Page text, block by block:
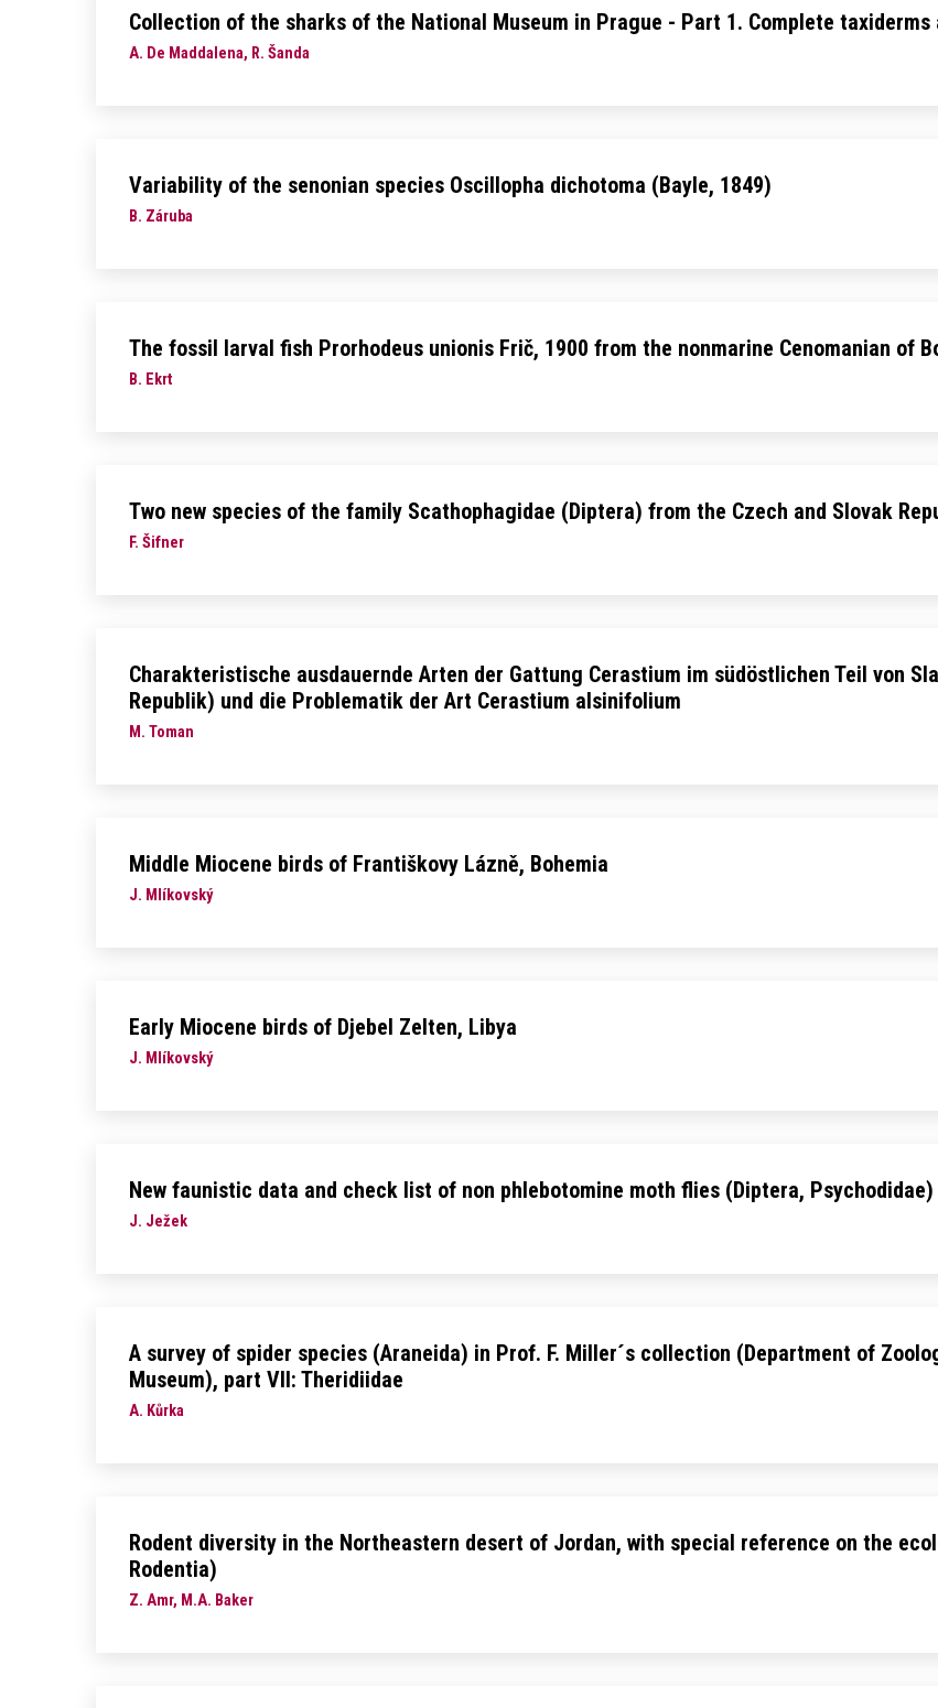
Collection of the sharks of the National Museum in Prague - Part 1. Complete
A. De Maddalena, R. Šanda
Variability of the senonian species Oscillopha dichotoma (Bayle, 1849)
B. Záruba
The fossil larval fish Prorhodeus unionis Frič, 1900 from the nonmarine Cenomanian of
B. Ekrt
Two new species of the family Scathophagidae (Diptera) from the Czech and Slovak
F. Šifner
Charakteristische ausdauernde Arten der Gattung Cerastium im südöstlichen Teil von
Republik) und die Problematik der Art Cerastium alsinifolium
M. Toman
Middle Miocene birds of Františkovy Lázně, Bohemia
J. Mlíkovský
Early Miocene birds of Djebel Zelten, Libya
J. Mlíkovský
New faunistic data and check list of non phlebotomine moth flies (Diptera,
J. Ježek
A survey of spider species (Araneida) in Prof. F. Miller´s collection (Department of
Museum), part VII: Theridiidae
A. Kůrka
Rodent diversity in the Northeastern desert of Jordan, with special reference on the
Rodentia)
Z. Amr, M.A. Baker